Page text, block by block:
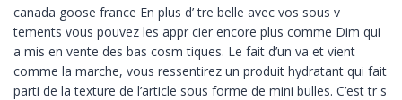
canada goose france En plus d’ tre belle avec vos sous v
tements vous pouvez les appr cier encore plus comme Dim qui
a mis en vente des bas cosm tiques. Le fait d’un va et vient
comme la marche, vous ressentirez un produit hydratant qui fait
parti de la texture de l’article sous forme de mini bulles. C’est tr s